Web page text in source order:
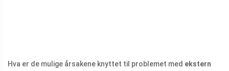
Hva er de mulige årsakene knyttet til problemet med ekstern